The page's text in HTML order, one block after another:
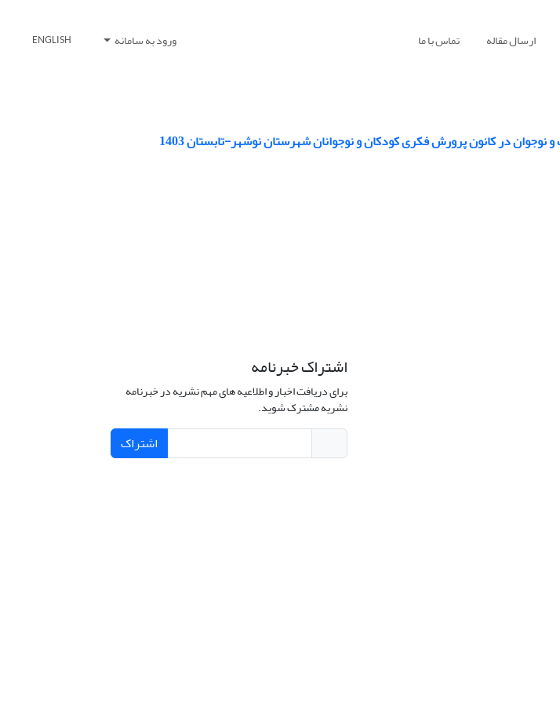
ارسال مقاله تماس با ما ورود به سامانه ENGLISH
در کانون پرورش فکری کودکان و نوجوانان شهرستان نوشهر-تابستان 1403
اشتراک خبرنامه
برای دریافت اخبار و اطلاعیه های مهم نشریه در خبرنامه
نشریه مشترک شوید.
اشتراک